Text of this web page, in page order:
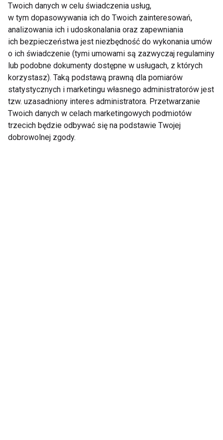
Dzieci w Polsce są
odwodnione– nowe
badanie naukowców z
UJ
Jak wpoić dziecku
dobre nawyki
żywieniowe?
Pokaż więcej
Karmienie piersią
Twoich danych w celu świadczenia usług,
w tym dopasowywania ich do Twoich zainteresowań,
analizowania ich i udoskonalania oraz zapewniania
ich bezpieczeństwa jest niezbędność do wykonania umów
o ich świadczenie (tymi umowami są zazwyczaj regulaminy
lub podobne dokumenty dostępne w usługach, z których
korzystasz). Taką podstawą prawną dla pomiarów
statystycznych i marketingu własnego administratorów jest
tzw. uzasadniony interes administratora. Przetwarzanie
Twoich danych w celach marketingowych podmiotów
trzecich będzie odbywać się na podstawie Twojej
dobrowolnej zgody.